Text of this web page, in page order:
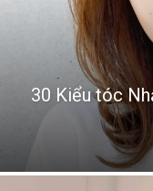
30 Kiểu tóc